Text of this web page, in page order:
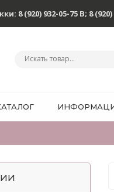
8 (920) 932-05-75 В; 8